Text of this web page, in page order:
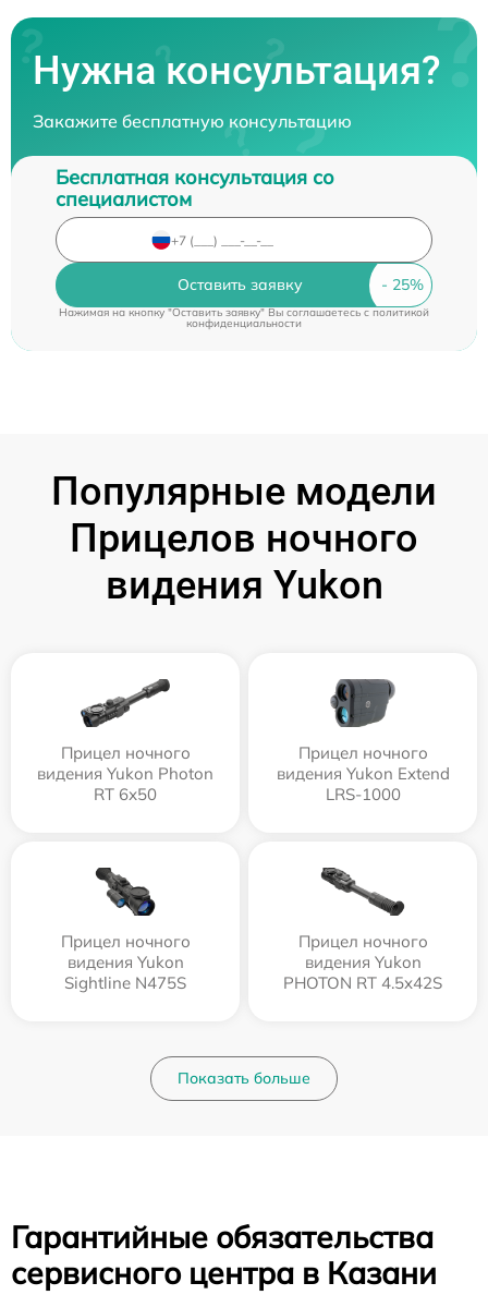
Нужна консультация?
Закажите бесплатную консультацию
Бесплатная консультация со
специалистом
Оставить заявку
Нажимая на кнопку "Оставить заявку" Вы соглашаетесь c политикой
конфиденциальности
Популярные модели
Прицелов ночного
видения Yukon
Прицел ночного
видения Yukon Photon
RT 6х50
Прицел ночного
видения Yukon Extend
LRS-1000
Прицел ночного
видения Yukon
Sightline N475S
Прицел ночного
видения Yukon
PHOTON RT 4.5x42S
Показать больше
Гарантийные обязательства
сервисного центра в Казани